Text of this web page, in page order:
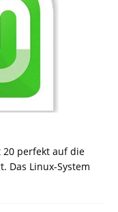
perfekt auf die
Das Linux-System